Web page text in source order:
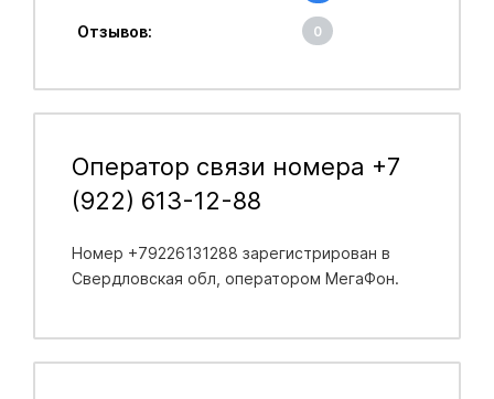
Отзывов: 0
Оператор связи номера +7
(922) 613-12-88
Номер +79226131288 зарегистрирован в
Свердловская обл , оператором МегаФон.